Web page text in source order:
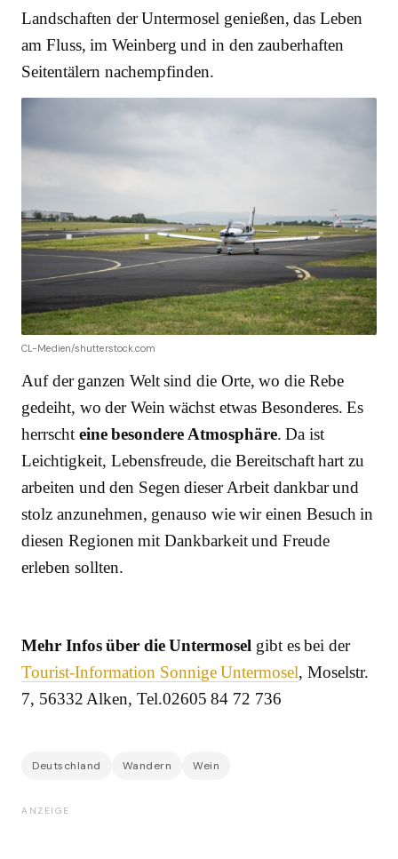
Landschaften der Untermosel genießen, das Leben
am Fluss, im Weinberg und in den zauberhaften
Seitentälern nachempfinden.
CL-Medien/shutterstock.com
Auf der ganzen Welt sind die Orte, wo die Rebe
gedeiht, wo der Wein wächst etwas Besonderes. Es
herrscht eine besondere Atmosphäre. Da ist
Leichtigkeit, Lebensfreude, die Bereitschaft hart zu
arbeiten und den Segen dieser Arbeit dankbar und
stolz anzunehmen, genauso wie wir einen Besuch in
diesen Regionen mit Dankbarkeit und Freude
erleben sollten.
Mehr Infos über die Untermosel gibt es bei der
Tourist-Information Sonnige Untermosel, Moselstr.
7, 56332 Alken, Tel.02605 84 72 736
Deutschland Wandern Wein
ANZEIGE